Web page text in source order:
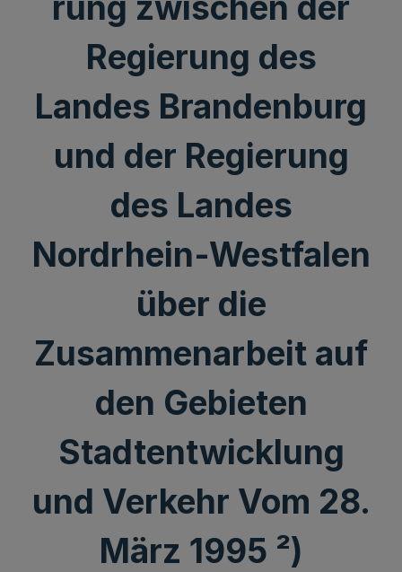
Regierung des
Landes Brandenburg
und der Regierung
des Landes
Nordrhein-Westfalen
über die
Zusammenarbeit auf
den Gebieten
Stadtentwicklung
und Verkehr Vom 28.
März 1995 ²)